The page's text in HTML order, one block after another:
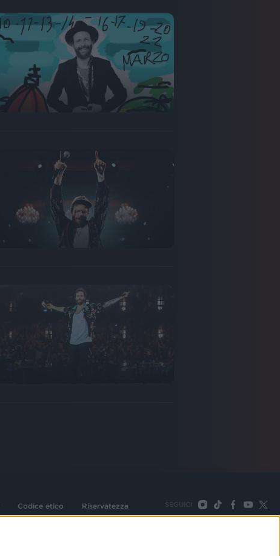
Codice etico Riservatezza SEGUICI